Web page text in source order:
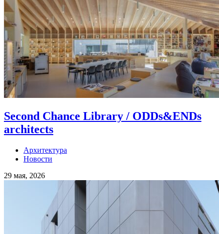
Second Chance Library / ODDs&ENDs
architects
Архитектура
Новости
29 мая, 2026